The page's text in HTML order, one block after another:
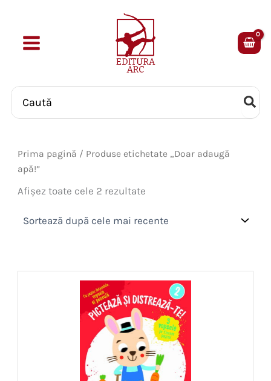
content
Search
for:
Prima pagină / Produse etichetate „Doar adaugă
apă!”
Afișez toate cele 2 rezultate
mai